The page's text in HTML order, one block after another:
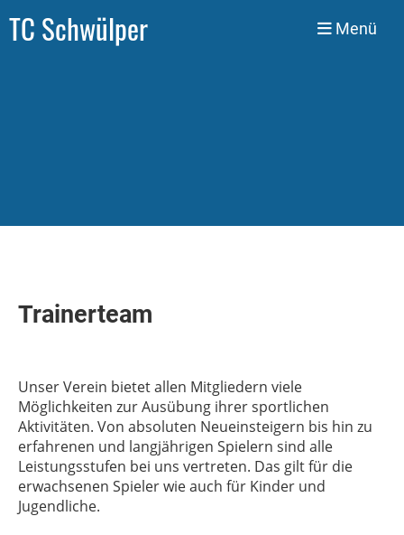
TC Schwülper Menü
Trainerteam
Unser Verein bietet allen Mitgliedern viele
Möglichkeiten zur Ausübung ihrer sportlichen
Aktivitäten. Von absoluten Neueinsteigern bis hin zu
erfahrenen und langjährigen Spielern sind alle
Leistungsstufen bei uns vertreten. Das gilt für die
erwachsenen Spieler wie auch für Kinder und
Jugendliche.